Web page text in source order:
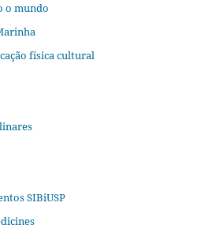
o mundo
física cultural
SIBiUSP